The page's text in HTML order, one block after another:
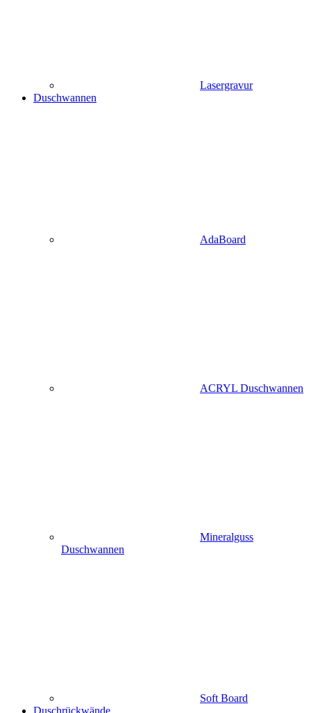
Lasergravur
Duschwannen
AdaBoard
ACRYL Duschwannen
Mineralguss
Duschwannen
Soft Board
Duschrückwände